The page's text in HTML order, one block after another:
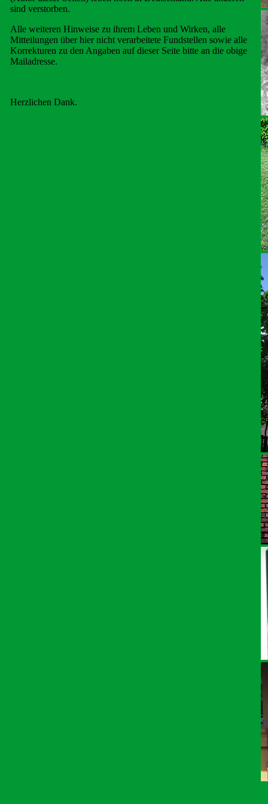
sind verstorben.
Alle weiteren Hinweise zu ihrem Leben und Wirken, alle
Mitteilungen über hier nicht verarbeitete Fundstellen sowie alle
Korrekturen zu den Angaben auf dieser Seite bitte an die obige
Mailadresse.
Herzlichen Dank.